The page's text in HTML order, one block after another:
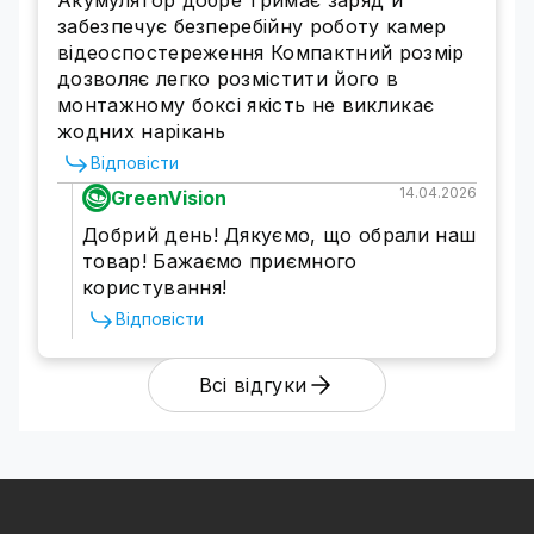
не встигають випаровуватись за межі
герметичного корпусу до моменту
конденсації.
Області застосування: навіщо
потрібен свинцево-кислотний
акумулятор AGM?
Універсальний зовнішній зарядний акумулятор
використовують:
У телекомунікаційних та інших системах
зв'язку, у тому числі як зовнішній АКБ для
заряджання мобільних телефонів, рації тощо.
безпеки, охоронної, протипожежної та іншої
сигналізації.
Як джерело живлення для медичного,
забезпечує безперебійну роботу камер
відеоспостереження Компактний розмір
дозволяє легко розмістити його в
монтажному боксі якість не викликає
жодних нарікань
Відповісти
GreenVision 14.04.2026
Добрий день! Дякуємо, що обрали наш
товар! Бажаємо приємного
користування!
Відповісти
Всі відгуки